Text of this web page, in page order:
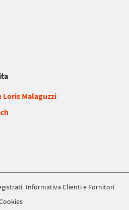
Malaguzzi
Informativa Clienti e Fornitori